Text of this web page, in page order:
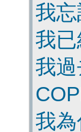
我忘
我
我
我為